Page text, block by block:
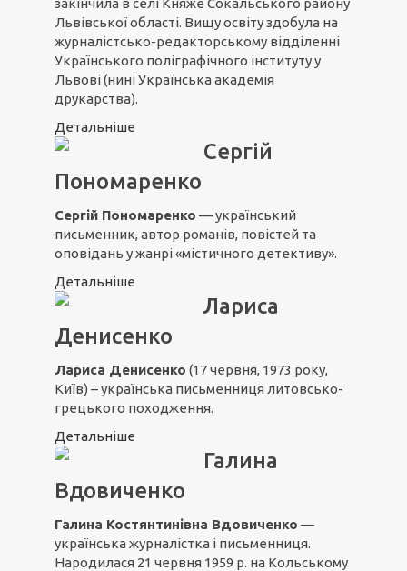
закінчила в селі Княже Сокальського району
Львівської області. Вищу освіту здобула на
журналістсько-редакторському відділенні
Українського поліграфічного інституту у
Львові (нині Українська академія
друкарства).
Детальніше
Сергій
Пономаренко
Сергій Пономаренко — український
письменник, автор романів, повістей та
оповідань у жанрі «містичного детективу».
Детальніше
Лариса
Денисенко
Лариса Денисенко (17 червня, 1973 року,
Київ) – українська письменниця литовсько-
грецького походження.
Детальніше
Галина
Вдовиченко
Галина Костянтинівна Вдовиченко —
українська журналістка і письменниця.
Народилася 21 червня 1959 р. на Кольському